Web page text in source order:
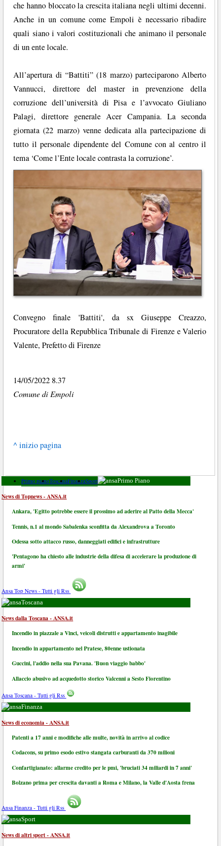
che hanno bloccato la crescita italiana negli ultimi decenni.
Anche in un comune come Empoli è necessario ribadire
quali siano i valori costituzionali che animano il personale
di un ente locale.
All’apertura di “Battiti” (18 marzo) parteciparono Alberto
Vannucci, direttore del master in prevenzione della
corruzione dell’università di Pisa e l’avvocato Giuliano
Palagi, direttore generale Acer Campania. La seconda
giornata (22 marzo) venne dedicata alla partecipazione di
tutto il personale dipendente del Comune con al centro il
tema ‘Come l’Ente locale contrasta la corruzione’.
Convegno finale 'Battiti', da sx Giuseppe Creazzo,
Procuratore della Repubblica Tribunale di Firenze e Valerio
Valente, Prefetto di Firenze
14/05/2022 8.37
Comune di Empoli
^ inizio pagina
Primo pianoToscanaFinanzaSport Primo Piano
News di Topnews - ANSA.it
Ankara, 'Egitto potrebbe essere il prossimo ad aderire al Patto della Mecca'
Tennis, n.1 al mondo Sabalenka sconfitta da Alexandrova a Toronto
Odessa sotto attacco russo, danneggiati edifici e infrastrutture
'Pentagono ha chiesto alle industrie della difesa di accelerare la produzione di
armi'
Ansa Top News - Tutti gli Rss
Toscana
News dalla Toscana - ANSA.it
Incendio in piazzale a Vinci, veicoli distrutti e appartamento inagibile
Incendio in appartamento nel Pratese, 80enne ustionata
Guccini, l'addio nella sua Pavana. 'Buon viaggio babbo'
Allaccio abusivo ad acquedotto storico Valcenni a Sesto Fiorentino
Ansa Toscana - Tutti gli Rss
Finanza
News di economia - ANSA.it
Patenti a 17 anni e modifiche alle multe, novità in arrivo al codice
Codacons, su primo esodo estivo stangata carburanti da 370 milioni
Confartigianato: allarme credito per le pmi, 'bruciati 34 miliardi in 7 anni'
Bolzano prima per crescita davanti a Roma e Milano, la Valle d'Aosta frena
Ansa Finanza - Tutti gli Rss
Sport
News di altri sport - ANSA.it